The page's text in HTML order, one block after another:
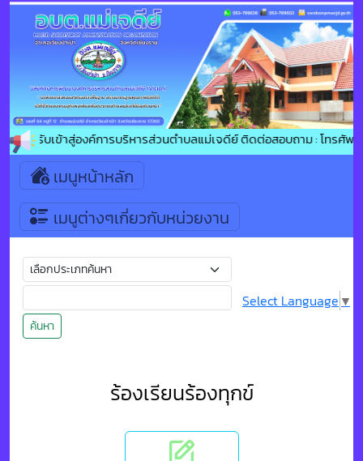
อนรับเข้าสู่องค์การบริหารส่วนตำบลแม่เจดีย์ ติดต่อสอบถาม : โทรศัพท์ :
เมนูหน้าหลัก
เมนูต่างๆเกี่ยวกับหน่วยงาน
ค้นหา
Select Language ▼
ร้องเรียนร้องทุกข์